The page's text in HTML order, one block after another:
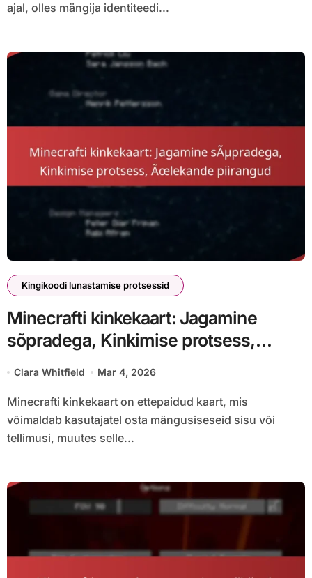
ajal, olles mängija identiteedi...
Kingikoodi lunastamise protsessid
Minecrafti kinkekaart: Jagamine
sõpradega, Kinkimise protsess,
Ülekande piirangud
Clara Whitfield Mar 4, 2026
Minecrafti kinkekaart on ettepaidud kaart, mis
võimaldab kasutajatel osta mängusiseseid sisu või
tellimusi, muutes selle...